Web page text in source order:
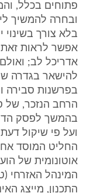
פתוחים בכלל,
ובחרה להמשיך
בלא צורך בשינוי
אפשר לראות זאת
אדריכל לב;
להישאר בגדרה
בפרשנות סבירה
בהמשך לפסק
ועל פי שיקול
המינהל האזרחי
התכנון, מייצג